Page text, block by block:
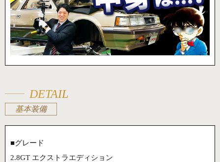
DETAIL
基本装備
■グレード
2.8GT エクストラエディション